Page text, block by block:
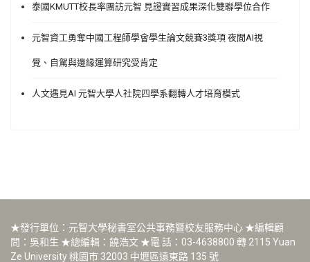
泰國KMUTT校長率團訪元智 見證實習成果深化雙聯學位合作
元智資工勇奪中國工程師學會學生論文競賽3獎項 夜間AI視
覺、自駕與邊緣運算研究受肯定
人文遇見AI 元智大學人社院四學系翻轉人才培育模式
★發行單位：元智大學秘書室公共事務暨校友服務中心 ★編輯顧
問：吳和生 ★總編輯：饒浩文 ★電 話：03-4638800 轉 2115 Yuan
Ze University 桃園市 32003 中壢區遠東路 135 號